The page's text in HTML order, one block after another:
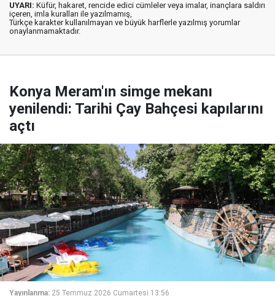
UYARI: Küfür, hakaret, rencide edici cümleler veya imalar, inançlara saldırı
içeren, imla kuralları ile yazılmamış,
Türkçe karakter kullanılmayan ve büyük harflerle yazılmış yorumlar
onaylanmamaktadır.
Konya Meram'ın simge mekanı
yenilendi: Tarihi Çay Bahçesi kapılarını
açtı
Yayınlanma: 25 Temmuz 2026 Cumartesi 13:56